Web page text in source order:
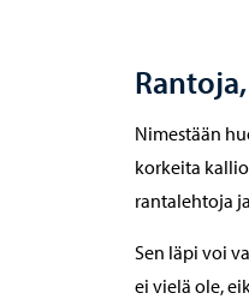
Nimestään
korkeita
rantalehtoja
Sen läpi voi
ei vielä ole,